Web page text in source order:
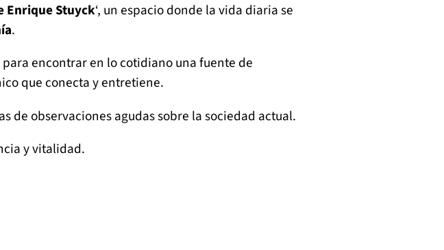
Enrique Stuyck‘, un espacio donde la vida diaria se
.
para encontrar en lo cotidiano una fuente de
que conecta y entretiene.
de observaciones agudas sobre la sociedad actual.
y vitalidad.